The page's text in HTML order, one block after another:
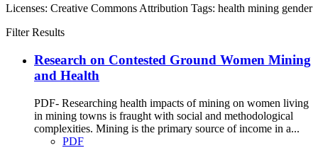
Licenses: Creative Commons Attribution Tags: health mining gender
Filter Results
Research on Contested Ground Women Mining
and Health
PDF- Researching health impacts of mining on women living
in mining towns is fraught with social and methodological
complexities. Mining is the primary source of income in a...
PDF